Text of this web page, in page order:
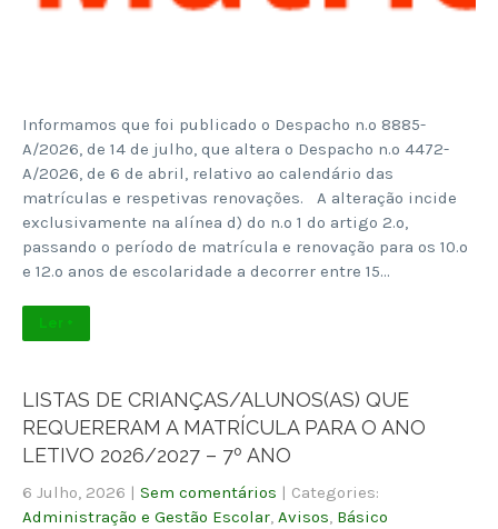
Informamos que foi publicado o Despacho n.º 8885-
A/2026, de 14 de julho, que altera o Despacho n.º 4472-
A/2026, de 6 de abril, relativo ao calendário das
matrículas e respetivas renovações. A alteração incide
exclusivamente na alínea d) do n.º 1 do artigo 2.º,
passando o período de matrícula e renovação para os 10.º
e 12.º anos de escolaridade a decorrer entre 15…
Ler +
LISTAS DE CRIANÇAS/ALUNOS(AS) QUE
REQUERERAM A MATRÍCULA PARA O ANO
LETIVO 2026/2027 – 7º ANO
6 Julho, 2026 | Sem comentários | Categories:
Administração e Gestão Escolar, Avisos, Básico